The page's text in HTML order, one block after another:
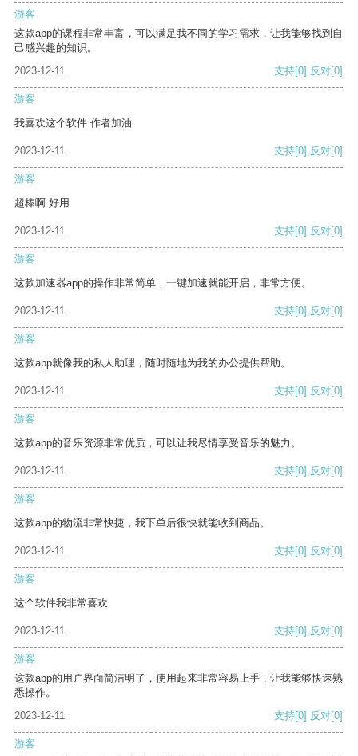
游客
这款app的课程非常丰富，可以满足我不同的学习需求，让我能够找到自
己感兴趣的知识。
2023-12-11
支持[0] 反对[0]
游客
我喜欢这个软件 作者加油
2023-12-11 支持[0] 反对[0]
游客
超棒啊 好用
2023-12-11 支持[0] 反对[0]
游客
这款加速器app的操作非常简单，一键加速就能开启，非常方便。
2023-12-11 支持[0] 反对[0]
游客
这款app就像我的私人助理，随时随地为我的办公提供帮助。
2023-12-11 支持[0] 反对[0]
游客
这款app的音乐资源非常优质，可以让我尽情享受音乐的魅力。
2023-12-11 支持[0] 反对[0]
游客
这款app的物流非常快捷，我下单后很快就能收到商品。
2023-12-11 支持[0] 反对[0]
游客
这个软件我非常喜欢
2023-12-11 支持[0] 反对[0]
游客
这款app的用户界面简洁明了，使用起来非常容易上手，让我能够快速熟
悉操作。
2023-12-11
支持[0] 反对[0]
游客